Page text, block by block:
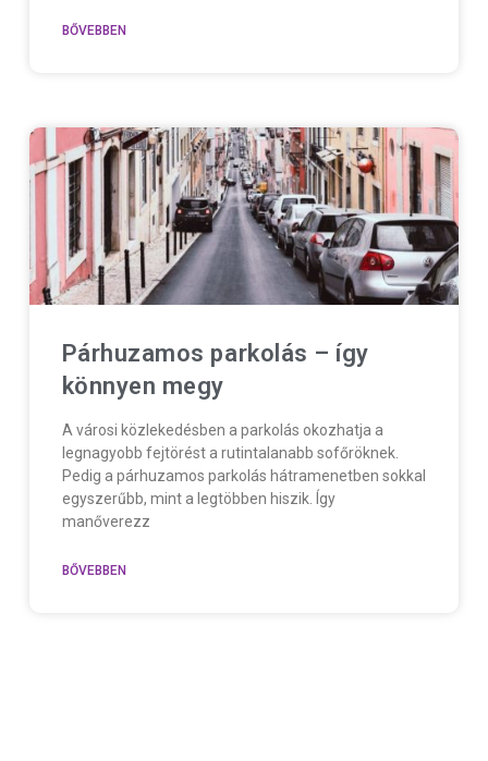
BŐVEBBEN
Párhuzamos parkolás – így
könnyen megy
A városi közlekedésben a parkolás okozhatja a
legnagyobb fejtörést a rutintalanabb sofőröknek.
Pedig a párhuzamos parkolás hátramenetben sokkal
egyszerűbb, mint a legtöbben hiszik. Így
manőverezz
BŐVEBBEN